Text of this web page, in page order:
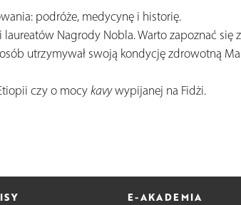
podróże, medycynę i historię.
Nagrody Nobla. Warto zapoznać się z
utrzymywał swoją kondycję zdrowotną
czy o mocy kavywypijanej na Fidżi.
E-AKADEMIA